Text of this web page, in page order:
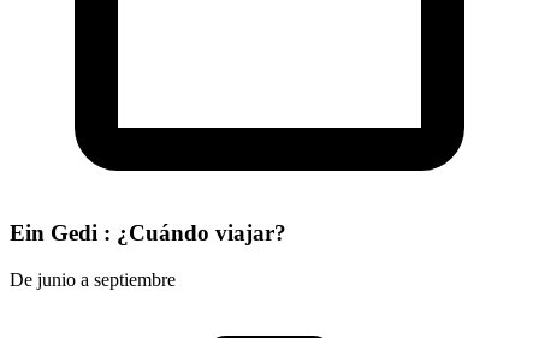
Ein Gedi : ¿Cuándo viajar?
De junio a septiembre